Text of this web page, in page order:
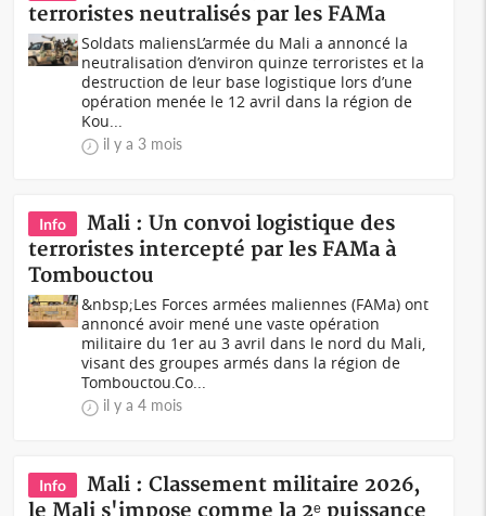
terroristes neutralisés par les FAMa
Soldats maliensL’armée du Mali a annoncé la
neutralisation d’environ quinze terroristes et la
destruction de leur base logistique lors d’une
opération menée le 12 avril dans la région de
Kou...
il y a 3 mois
Info
Mali : Un convoi logistique des
terroristes intercepté par les FAMa à
Tombouctou
&nbsp;Les Forces armées maliennes (FAMa) ont
annoncé avoir mené une vaste opération
militaire du 1er au 3 avril dans le nord du Mali,
visant des groupes armés dans la région de
Tombouctou.Co...
il y a 4 mois
Info
Mali : Classement militaire 2026,